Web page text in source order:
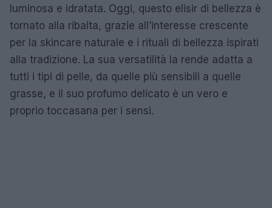
luminosa e idratata. Oggi, questo elisir di bellezza è
tornato alla ribalta, grazie all’interesse crescente
per la skincare naturale e i rituali di bellezza ispirati
alla tradizione. La sua versatilità la rende adatta a
tutti i tipi di pelle, da quelle più sensibili a quelle
grasse, e il suo profumo delicato è un vero e
proprio toccasana per i sensi.